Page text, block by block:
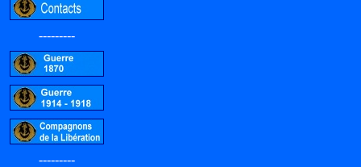
---------
---------